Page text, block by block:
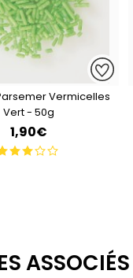
Vermicelles
Vert - 50g
1,90€
ASSOCIÉS